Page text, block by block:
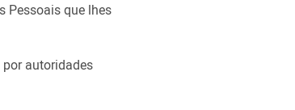
Pessoais que lhes
autoridades